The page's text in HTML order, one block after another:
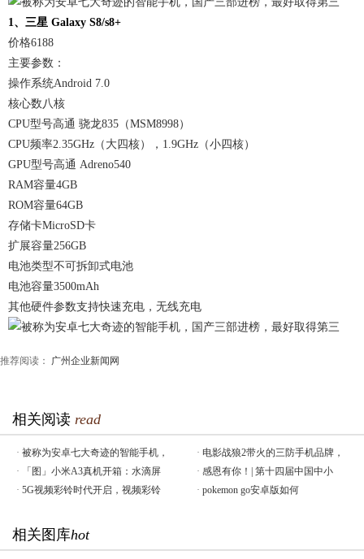
1、三星 Galaxy S8/s8+
价格6188
主要参数：
操作系统Android 7.0
核心数八核
CPU型号高通 骁龙835（MSM8998）
CPU频率2.35GHz（大四核），1.9GHz（小四核）
GPU型号高通 Adreno540
RAM容量4GB
ROM容量64GB
存储卡MicroSD卡
扩展容量256GB
电池类型不可拆卸式电池
电池容量3500mAh
其他硬件参数支持快速充电，无线充电
推荐阅读： 广州企业新闻网
相关阅读 read
· 被称为安卓七大奇迹的智能手机， · 电影战狼2带火的三防手机品牌，
·
「图」小米A3真机开箱：水滴屏 · 感恩有你！| 第十四届中国中小
· 5G视频彩铃时代开启，视频彩铃 · pokemon go安卓版如何
相关图库hot